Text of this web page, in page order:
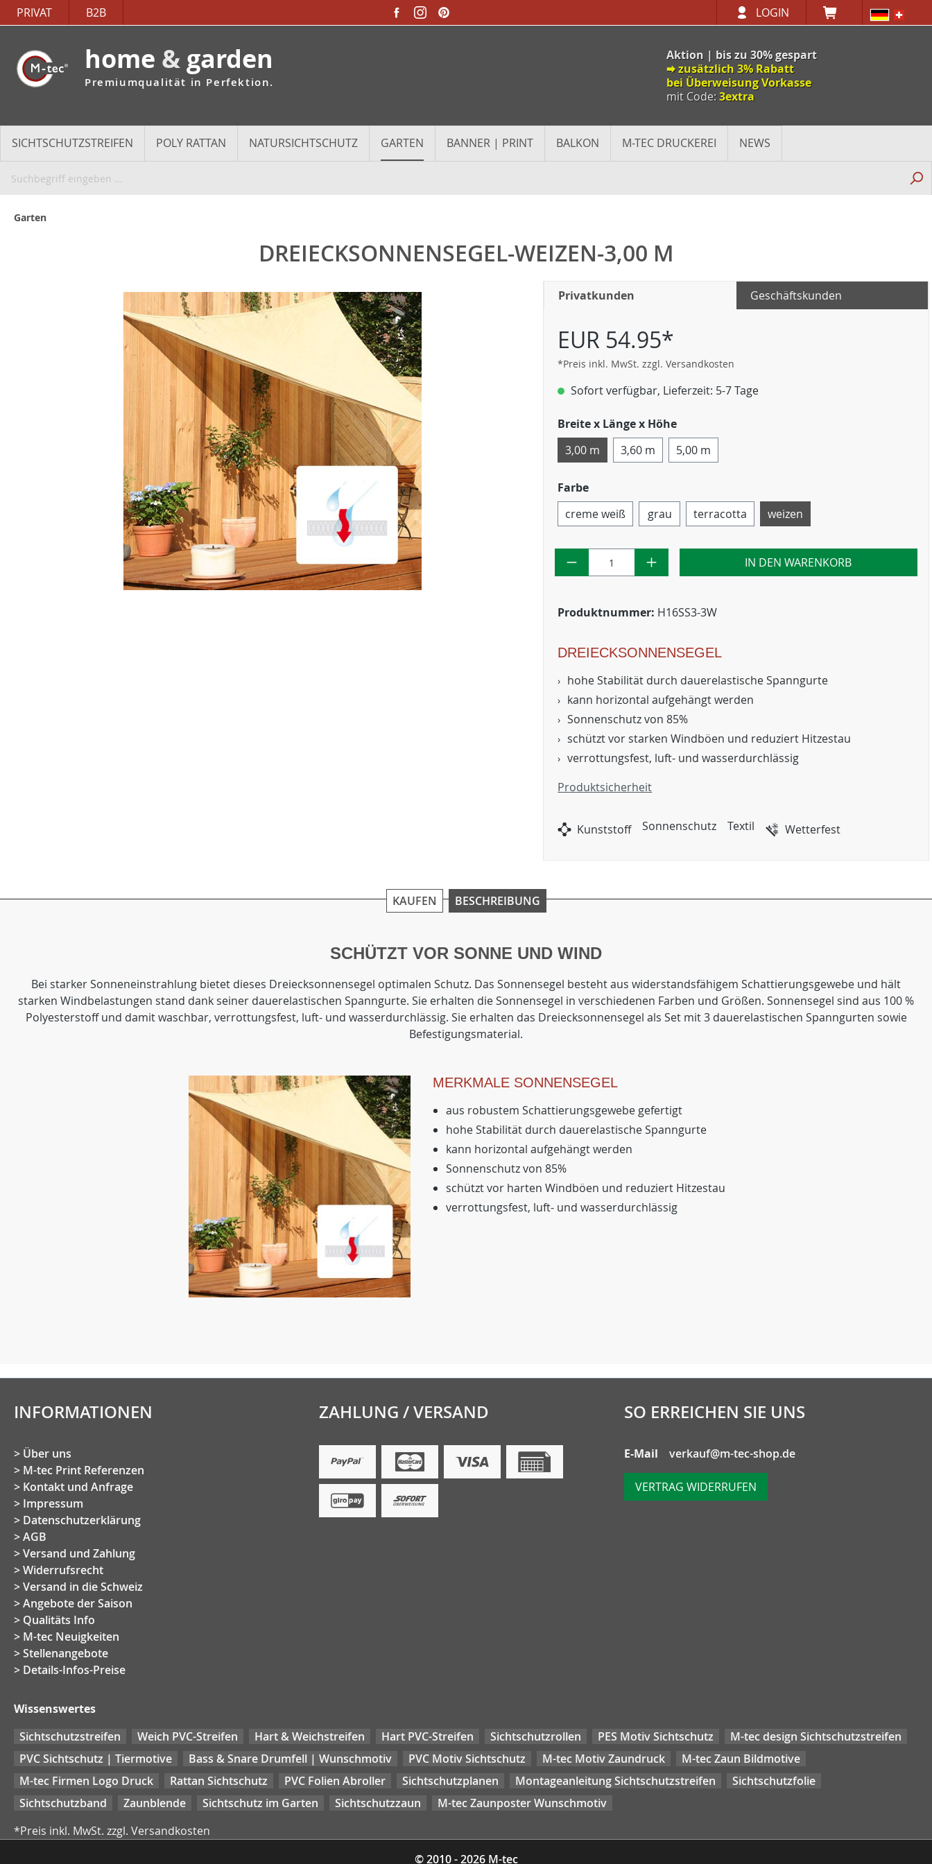
PRIVAT B2B LOGIN
home & garden
Premiumqualität in Perfektion.
Aktion | bis zu 30% gespart
🠮 zusätzlich 3% Rabatt
bei Überweisung Vorkasse
mit Code:3extra
SICHTSCHUTZSTREIFEN POLY RATTAN NATURSICHTSCHUTZ GARTEN BANNER | PRINT BALKON M-TEC DRUCKEREI NEWS
Garten
DREIECKSONNENSEGEL-WEIZEN-3,00 M
Privatkunden Geschäftskunden
EUR 54.95*
*Preis inkl. MwSt. zzgl. Versandkosten
Sofort verfügbar, Lieferzeit: 5-7 Tage
Breite x Länge x Höhe
3,00 m
3,60 m 5,00 m
Farbe
creme weiß
grau terracotta weizen
IN DEN WARENKORB
Produktnummer: H16SS3-3W
DREIECKSONNENSEGEL
hohe Stabilität durch dauerelastische Spanngurte
kann horizontal aufgehängt werden
Sonnenschutz von 85%
schützt vor starken Windböen und reduziert Hitzestau
verrottungsfest, luft- und wasserdurchlässig
Produktsicherheit
Kunststoff Sonnenschutz Textil Wetterfest
KAUFEN BESCHREIBUNG
SCHÜTZT VOR SONNE UND WIND
Bei starker Sonneneinstrahlung bietet dieses Dreiecksonnensegel optimalen Schutz. Das Sonnensegel besteht aus widerstandsfähigem Schattierungsgewebe und hält
starken Windbelastungen stand dank seiner dauerelastischen Spanngurte. Sie erhalten die Sonnensegel in verschiedenen Farben und Größen. Sonnensegel sind aus 100 %
Polyesterstoff und damit waschbar, verrottungsfest, luft- und wasserdurchlässig. Sie erhalten das Dreiecksonnensegel als Set mit 3 dauerelastischen Spanngurten sowie
Befestigungsmaterial.
MERKMALE SONNENSEGEL
aus robustem Schattierungsgewebe gefertigt
hohe Stabilität durch dauerelastische Spanngurte
kann horizontal aufgehängt werden
Sonnenschutz von 85%
schützt vor harten Windböen und reduziert Hitzestau
verrottungsfest, luft- und wasserdurchlässig
INFORMATIONEN
Über uns
M-tec Print Referenzen
Kontakt und Anfrage
Impressum
Datenschutzerklärung
AGB
Versand und Zahlung
Widerrufsrecht
Versand in die Schweiz
Angebote der Saison
Qualitäts Info
M-tec Neuigkeiten
Stellenangebote
Details-Infos-Preise
ZAHLUNG / VERSAND SO ERREICHEN SIE UNS
E-Mail verkauf@m-tec-shop.de
VERTRAG WIDERRUFEN
Wissenswertes
Sichtschutzstreifen
Weich PVC-Streifen Hart & Weichstreifen Hart PVC-Streifen Sichtschutzrollen PES Motiv Sichtschutz
M-tec design Sichtschutzstreifen
PVC Sichtschutz | Tiermotive
Bass & Snare Drumfell | Wunschmotiv PVC Motiv Sichtschutz M-tec Motiv Zaundruck
M-tec Zaun Bildmotive
M-tec Firmen Logo Druck
Rattan Sichtschutz PVC Folien Abroller Sichtschutzplanen Montageanleitung Sichtschutzstreifen
Sichtschutzfolie
Sichtschutzband
Zaunblende Sichtschutz im Garten Sichtschutzzaun
M-tec Zaunposter Wunschmotiv
*Preis inkl. MwSt. zzgl. Versandkosten
© 2010 - 2026 M-tec